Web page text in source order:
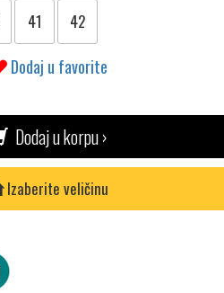
41 42
Dodaj u favorite
Dodaj u korpu ›
Izaberite veličinu